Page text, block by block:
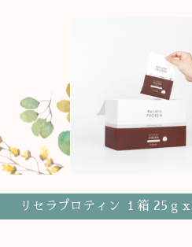
リセラプロティン １箱 25ｇ